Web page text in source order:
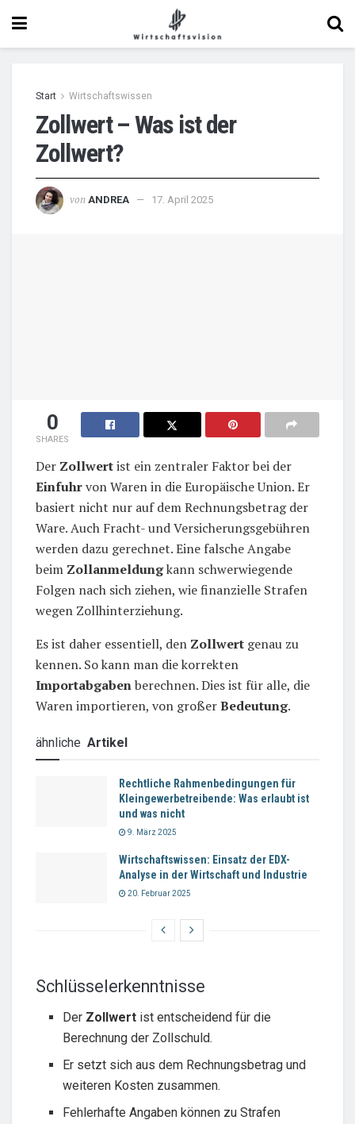
Start Wirtschaftswissen
Zollwert – Was ist der
Zollwert?
von ANDREA 17. April 2025
0
SHARES
Der Zollwertist ein zentraler Faktor bei der
Einfuhrvon Waren in die Europäische Union. Er
basiert nicht nur auf dem Rechnungsbetrag der
Ware. Auch Fracht- und Versicherungsgebühren
werden dazu gerechnet. Eine falsche Angabe
beim Zollanmeldungkann schwerwiegende
Folgen nach sich ziehen, wie finanzielle Strafen
wegen Zollhinterziehung.
Es ist daher essentiell, den Zollwert genau zu
kennen. So kann man die korrekten
Importabgabenberechnen. Dies ist für alle, die
Waren importieren, von großerBedeutung.
ähnliche Artikel
Rechtliche Rahmenbedingungen für
Kleingewerbetreibende: Was erlaubt ist
und was nicht
9. März 2025
Wirtschaftswissen: Einsatz der EDX-
Analyse in der Wirtschaft und Industrie
20. Februar 2025
Schlüsselerkenntnisse
Der Zollwert ist entscheidend für die
Berechnung der Zollschuld.
Er setzt sich aus dem Rechnungsbetrag und
weiteren Kosten zusammen.
Fehlerhafte Angaben können zu Strafen